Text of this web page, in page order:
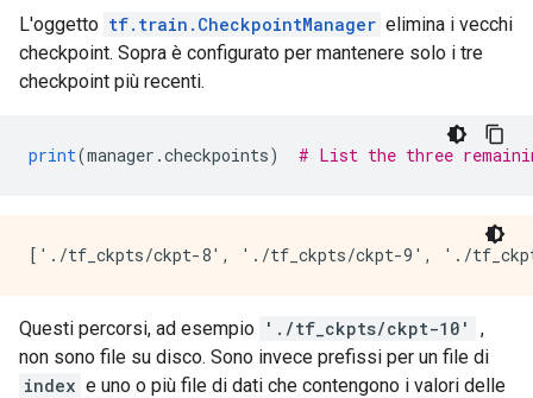
L'oggetto tf.train.CheckpointManager elimina i vecchi
checkpoint. Sopra è configurato per mantenere solo i tre
checkpoint più recenti.
print(manager .checkpoints) # List the three
Questi percorsi, ad esempio './tf_ckpts/ckpt-10'
,
non sono file su disco. Sono invece prefissi per un file di
index e uno o più file di dati che contengono i valori delle